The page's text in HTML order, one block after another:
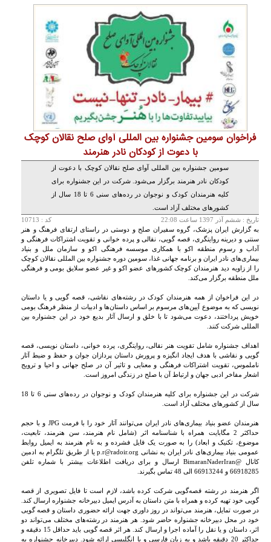
فراخوان سومین جشنواره بین المللی آواى صلح نقالان کوچک
با دعوت از کودکان نادر هنرمند
سومین جشنواره بین المللی آوای صلح نقالان کوچک با دعوت از
کودکان نادر هنرمند برگزار می‌شود. شرکت در این جشنواره برای
کلیه هنرمندان کودک و نوجوان در رده‌های سنی 6 تا 18 سال از
کشورهاى مختلف آزاد است.
تاريخ : ششم آذر 1397 ساعت 22:08
کد : 10713
به گزارش ایران پزشک، گروه سفیران صلح و دوستی در راستای ارتقای فرهنگ و هنر
سنتی و دیرینه روایتگری، قصه گویی، نقالی و پرده خوانی و تقویت اشتراکات فرهنگی و
آداب و رسوم منطقه اکو با همکاری موسسه فرهنگی اکو و سازمان ملل و بنیاد
بیماری‌های نادر ایران و برنامه جهانى غذا، سومین دوره جشنواره بین المللی نقالان کوچک
را از زاویه دید هنرمندان کوچک کشورهای عضو اکو و غیر عضو سلایق بومی و فرهنگی
ملل منطقه برگزار می‌کند.
در این فراخوان از همه هنرمندان کودک در رشته‌های نقاشی، قصه گویی و یا داستان
نویسی که به موضوع آیین‌های مرسوم بر اساس داستان‌ها و ادبیات از منظر فرهنگ بومی
خویش پرداختند، دعوت می‌شود تا با خلق و ارسال آثار بدیع خود در این جشنواره بین
المللی شرکت کنند.
اهداف جشنواره شامل تقویت هنر نقالی، روایتگری، پرده خوانی، داستان نویسی، قصه
گویی و نقاشی با هدف ایجاد انگیزه و پرورش داستان پردازان جوان و حفظ و ضبط آثار
ناملموس، تقویت اشتراکات فرهنگی و معنایی و تاثیر آن در صلح جهانی و احیا و ترویج
اشعار مفاخر ادبی جهان و ارتباط آن با صلح در زندگی امروز است.
شرکت در این جشنواره برای کلیه هنرمندان کودک و نوجوان در رده‌های سنی 6 تا 18
سال از کشورهاى مختلف آزاد است.
هنرمندان عضو بنیاد بیماری‌های نادر ایران می‌توانند آثار خود را با فرمت JPG و با حجم
حداکثر 2 مگابایت همراه با شناسنامه اثر (شامل نام هنرمند، سن هنرمند، تابعیت،
موضوع، تکنیک و ابعاد) را به صورت یک فایل فشرده و به نام هنرمند به ایمیل روابط
عمومی بنیاد بیماری‌های نادر ایران به نشانی p.r@radoir.org یا از طریق تلگرام به ادمین
کانال @BimaranNaderIran ارسال و برای دریافت اطلاعات بیشتر با شماره تلفن
66918285 و 66913244 الی 48 تماس بگیرند.
اگر هنرمند در رشته قصه‌گویی شرکت کرده باشد، لازم است تا فایل تصویری از قصه
گویی خود تهیه کرده و همراه با متن داستان به آدرس ایمیل دبیرخانه جشنواره ارسال کند.
در صورت تمایل، هنرمند می‌تواند در روز داوری جهت ارائه حضوری داستان و قصه گویی
خود در محل دبیرخانه جشنواره حاضر شود. هر هنرمند در رشته‌های مختلف می‌تواند دو
اثر، داستان و یا نقل را آماده اجرا و ارسال کند. هر اثر قصه گویی باید حداقل 15 دقیقه و
حداکثر 20 دقیقه باشد و به زبان فارسی و یا انگلیسی ارائه شود. دبیرخانه جشنواره به